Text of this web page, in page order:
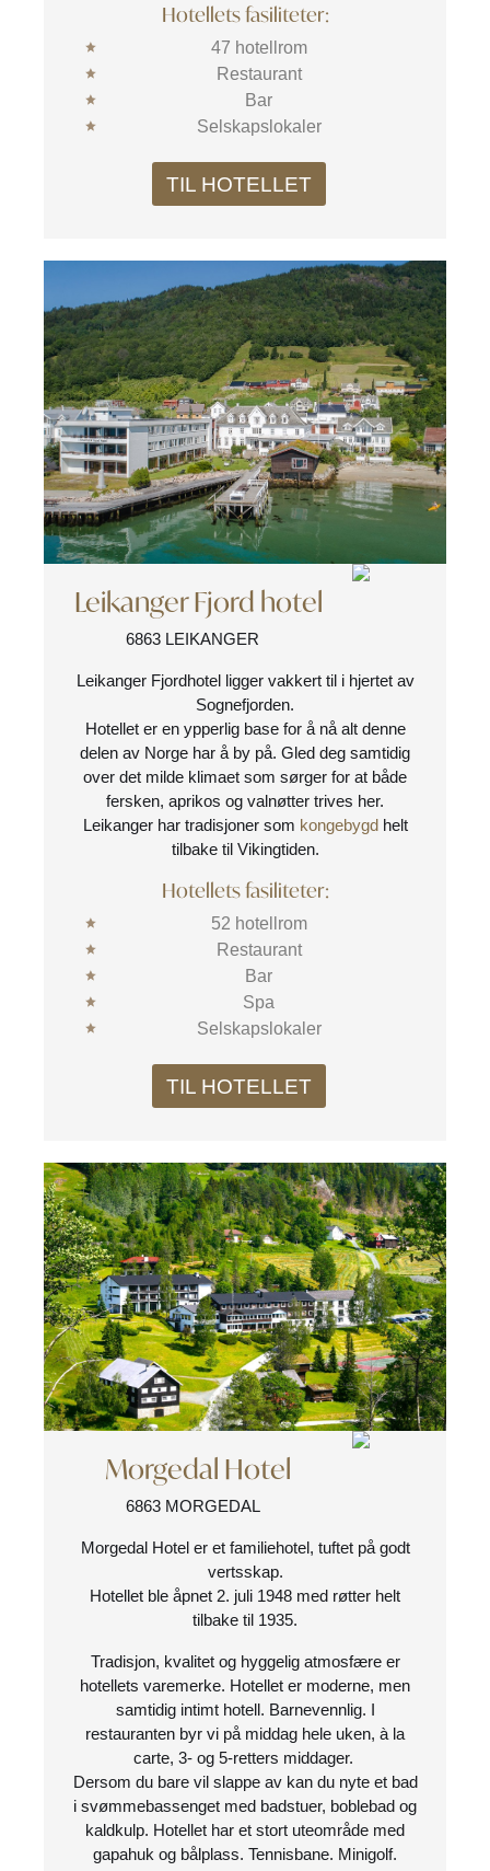
Hotellets fasiliteter:
47 hotellrom
Restaurant
Bar
Selskapslokaler
TIL HOTELLET
Leikanger Fjord hotel
6863 LEIKANGER
Leikanger Fjordhotel ligger vakkert til i hjertet av
Sognefjorden.
Hotellet er en ypperlig base for å nå alt denne
delen av Norge har å by på. Gled deg samtidig
over det milde klimaet som sørger for at både
fersken, aprikos og valnøtter trives her.
Leikanger har tradisjoner som kongebygdhelt
tilbake til Vikingtiden.
Hotellets fasiliteter:
52 hotellrom
Restaurant
Bar
Spa
Selskapslokaler
TIL HOTELLET
Morgedal Hotel
6863 MORGEDAL
Morgedal Hotel er et familiehotel, tuftet på godt
vertsskap.
Hotellet ble åpnet 2. juli 1948 med røtter helt
tilbake til 1935.
Tradisjon, kvalitet og hyggelig atmosfære er
hotellets varemerke. Hotellet er moderne, men
samtidig intimt hotell. Barnevennlig. I
restauranten byr vi på middag hele uken, à la
carte, 3- og 5-retters middager.
Dersom du bare vil slappe av kan du nyte et bad
i svømmebassenget med badstuer, boblebad og
kaldkulp. Hotellet har et stort uteområde med
gapahuk og bålplass. Tennisbane. Minigolf.